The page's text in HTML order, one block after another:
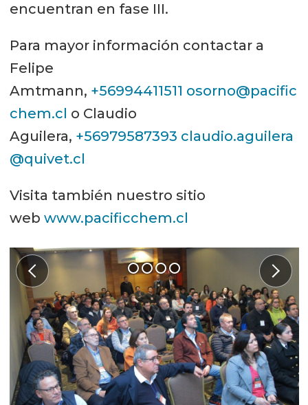
encuentran en fase III.
Para mayor información contactar a
Felipe
Amtmann, +56994411511 osorno@pacific
chem.cl o Claudio
Aguilera, +56979587393 claudio.aguilera
@quivet.cl
Visita también nuestro sitio
web www.pacificchem.cl